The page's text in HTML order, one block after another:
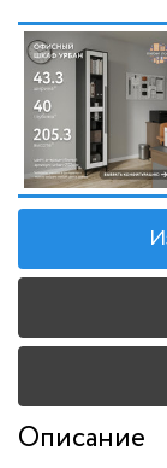
Описание